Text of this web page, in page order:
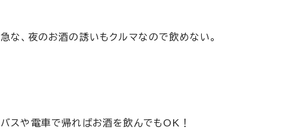
急な、夜のお酒の誘いもクルマなので飲めない。
バスや電車で帰ればお酒を飲んでもOK！